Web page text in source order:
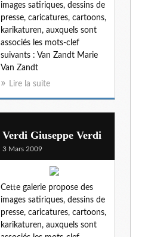
images satiriques, dessins de
presse, caricatures, cartoons,
karikaturen, auxquels sont
associés les mots-clef
suivants : Van Zandt Marie
Van Zandt
Lire la suite
Verdi Giuseppe Verdi
3 Mars 2009
Cette galerie propose des
images satiriques, dessins de
presse, caricatures, cartoons,
karikaturen, auxquels sont